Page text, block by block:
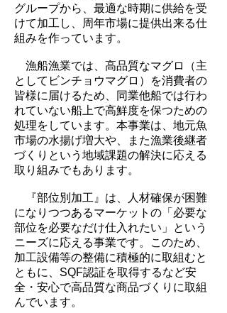
グループから、最適な時期に供給を受
けて加工し、周年市場に提供出来る仕
組みを作っています。
漁船漁業では、高品質なマグロ（主
としてビンチョウマグロ）を消費者の
皆様に届けるため、同業他船では行わ
れていない船上で高鮮度を保つための
処理をしています。本事業は、地元魚
市場の水揚げ増大や、また漁業後継者
づくりという地域課題の解決に応える
取り組みでもあります。
『部位別加工』は、人材確保が困難
になりつつあるマーケットの「必要な
部位を必要なだけ仕入れたい」という
ニーズに応える事業です。このため、
加工設備等の整備に積極的に取組むと
ともに、SQF認証を取得するなど安
全・安心で高品質な商品づくりに取組
んでいます。